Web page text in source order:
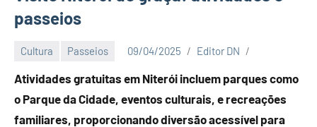
passeios
Cultura Passeios 09/04/2025 Editor DN
Atividades gratuitas em Niterói incluem parques como
o Parque da Cidade, eventos culturais, e recreações
familiares, proporcionando diversão acessível para